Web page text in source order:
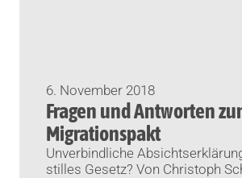
6. November 2018
Fragen und Antworten
Migrationspakt
Unverbindliche
stilles Gesetz? Von Christoph